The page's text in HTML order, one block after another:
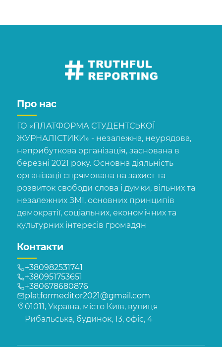
Про нас
ГО «ПЛАТФОРМА СТУДЕНТСЬКОЇ
ЖУРНАЛІСТИКИ» - незалежна, неурядова,
неприбуткова організація, заснована в
березні 2021 року. Основна діяльність
організації спрямована на захист та
розвиток свободи слова і думки, вільних та
незалежних ЗМІ, основних принципів
демократії, соціальних, економічних та
культурних інтересів громадян
Контакти
+380982531741
+380951753651
+380678680876
platformeditor2021@gmail.com
01011, Україна, місто Київ, вулиця
Рибальська, будинок, 13, офіс, 4